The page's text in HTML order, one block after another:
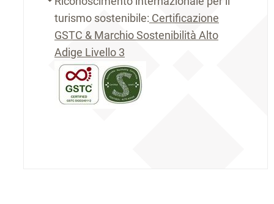
turismo sostenibile: Certificazione
GSTC & Marchio Sostenibilità Alto
Adige Livello 3